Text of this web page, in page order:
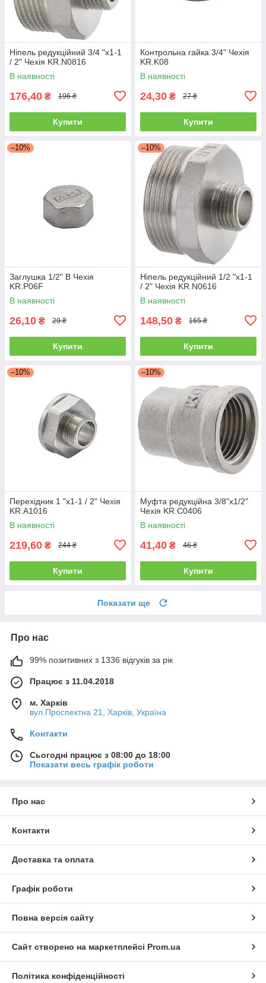
Ніпель редукційний 3/4 "x1-1
/ 2" Чехія KR.N0816
В наявності
176,40 ₴ 196 ₴
Купити
Контрольна гайка 3/4" Чехія
KR.K08
В наявності
24,30 ₴ 27 ₴
Купити
–10%
Заглушка 1/2" В Чехія
KR.P06F
В наявності
26,10 ₴ 29 ₴
Купити
–10%
Ніпель редукційний 1/2 "x1-1
/ 2" Чехія KR.N0616
В наявності
148,50 ₴ 165 ₴
Купити
–10%
Перехідник 1 "x1-1 / 2" Чехія
KR.A1016
В наявності
219,60 ₴ 244 ₴
Купити
–10%
Муфта редукційна 3/8"x1/2"
Чехія KR.C0406
В наявності
41,40 ₴ 46 ₴
Купити
Показати ще
Про нас
99% позитивних з 1336 відгуків за рік
Працює з 11.04.2018
м. Харків
вул.Проспектна 21, Харків, Україна
Контакти
Сьогодні працює з 08:00 до 18:00
Показати весь графік роботи
Про нас
Контакти
Доставка та оплата
Графік роботи
Повна версія сайту
Сайт створено на маркетплейсі Prom.ua
Політика конфіденційності